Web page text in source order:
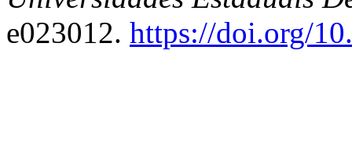
e023012. https://doi.org/